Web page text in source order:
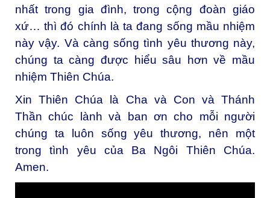
nhất trong gia đình, trong cộng đoàn giáo
xứ… thì đó chính là ta đang sống mầu nhiệm
này vậy. Và càng sống tình yêu thương này,
chúng ta càng được hiểu sâu hơn về mầu
nhiệm Thiên Chúa.
Xin Thiên Chúa là Cha và Con và Thánh
Thần chúc lành và ban ơn cho mỗi người
chúng ta luôn sống yêu thương, nên một
trong tình yêu của Ba Ngôi Thiên Chúa.
Amen.